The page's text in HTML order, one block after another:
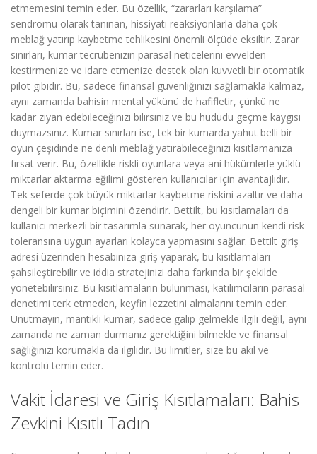
etmemesini temin eder. Bu özellik, “zararları karşılama”
sendromu olarak tanınan, hissiyatı reaksiyonlarla daha çok
meblağ yatırıp kaybetme tehlikesini önemli ölçüde eksiltir. Zarar
sınırları, kumar tecrübenizin parasal neticelerini evvelden
kestirmenize ve idare etmenize destek olan kuvvetli bir otomatik
pilot gibidir. Bu, sadece finansal güvenliğinizi sağlamakla kalmaz,
aynı zamanda bahisin mental yükünü de hafifletir, çünkü ne
kadar ziyan edebileceğinizi bilirsiniz ve bu hududu geçme kaygısı
duymazsınız. Kumar sınırları ise, tek bir kumarda yahut belli bir
oyun çeşidinde ne denli meblağ yatırabileceğinizi kısıtlamanıza
fırsat verir. Bu, özellikle riskli oyunlara veya ani hükümlerle yüklü
miktarlar aktarma eğilimi gösteren kullanıcılar için avantajlıdır.
Tek seferde çok büyük miktarlar kaybetme riskini azaltır ve daha
dengeli bir kumar biçimini özendirir. Bettilt, bu kısıtlamaları da
kullanıcı merkezli bir tasarımla sunarak, her oyuncunun kendi risk
toleransına uygun ayarları kolayca yapmasını sağlar. Bettilt giriş
adresi üzerinden hesabınıza giriş yaparak, bu kısıtlamaları
şahsileştirebilir ve iddia stratejinizi daha farkında bir şekilde
yönetebilirsiniz. Bu kısıtlamaların bulunması, katılımcıların parasal
denetimi terk etmeden, keyfin lezzetini almalarını temin eder.
Unutmayın, mantıklı kumar, sadece galip gelmekle ilgili değil, aynı
zamanda ne zaman durmanız gerektiğini bilmekle ve finansal
sağlığınızı korumakla da ilgilidir. Bu limitler, size bu akıl ve
kontrolü temin eder.
Vakit İdaresi ve Giriş Kısıtlamaları: Bahis
Zevkini Kısıtlı Tadın